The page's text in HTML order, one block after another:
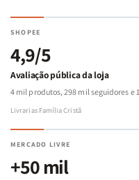
SHOPEE
4,9/5
Avaliação pública da loja
4 mil produtos, 298 mil seguidores e
Livrarias Família Cristã
MERCADO LIVRE
+50 mil